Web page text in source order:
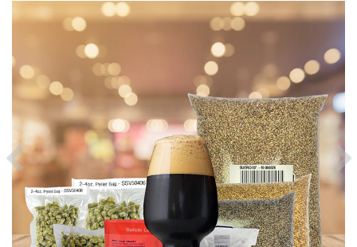
Previous